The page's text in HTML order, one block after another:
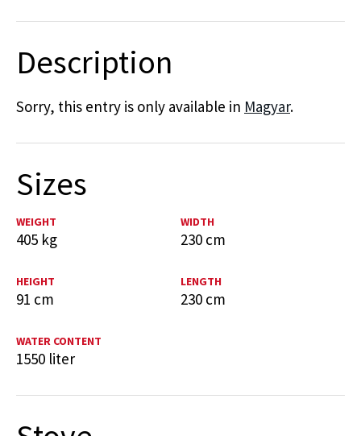
Description
Sorry, this entry is only available in Magyar.
Sizes
WEIGHT
405 kg
WIDTH
230 cm
HEIGHT
91 cm
LENGTH
230 cm
WATER CONTENT
1550 liter